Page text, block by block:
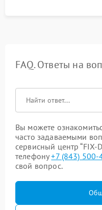
FAQ. Ответы на
Вы можете
часто задаваемыми
сервисный центр “FIX-
телефону+7 (843) 500-
свой вопрос.